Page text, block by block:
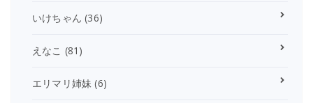
いけちゃん (36)
えなこ (81)
エリマリ姉妹 (6)